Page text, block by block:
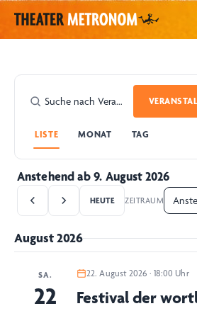
LISTE MONAT TAG
HEUTE
Anstehend ab 9. August 2026
ZEITRAUM
August 2026
SA.
22
22. August 2026 · 18:00 Uhr
Festival der